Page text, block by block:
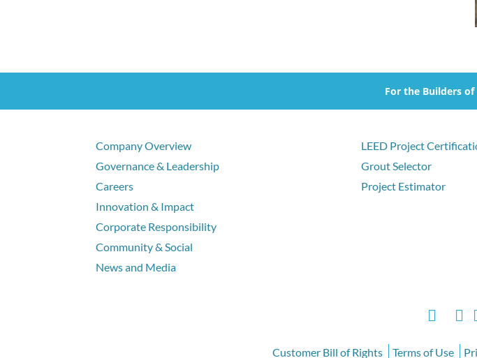
For the Builders
Company Overview
Governance & Leadership
Careers
Innovation & Impact
Corporate Responsibility
Community & Social
News and Media
LEED Project
Grout Selector
Project Estimator
Customer Bill of Rights Terms of Use